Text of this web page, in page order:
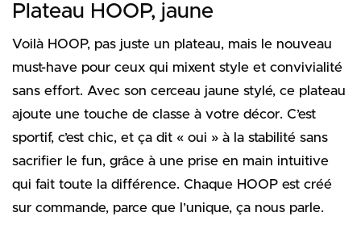
Plateau HOOP, jaune
Voilà HOOP, pas juste un plateau, mais le nouveau
must-have pour ceux qui mixent style et convivialité
sans effort. Avec son cerceau jaune stylé, ce plateau
ajoute une touche de classe à votre décor. C’est
sportif, c’est chic, et ça dit « oui » à la stabilité sans
sacrifier le fun, grâce à une prise en main intuitive
qui fait toute la différence. Chaque HOOP est créé
sur commande, parce que l’unique, ça nous parle.